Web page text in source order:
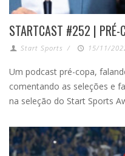
STARTCAST #252 | PRÉ-
Start Sports / 15/11/
Um podcast pré-copa,
comentando as seleções e
na seleção do Start Sports